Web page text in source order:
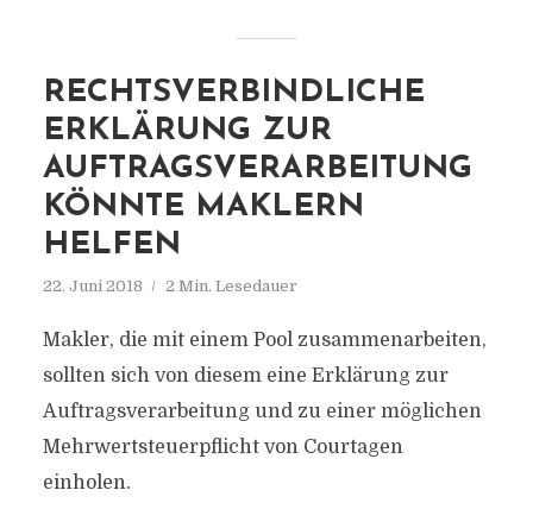
RECHTSVERBINDLICHE
ERKLÄRUNG ZUR
AUFTRAGSVERARBEITUNG
KÖNNTE MAKLERN
HELFEN
22. Juni 2018 2 Min. Lesedauer
Makler, die mit einem Pool zusammenarbeiten,
sollten sich von diesem eine Erklärung zur
Auftragsverarbeitung und zu einer möglichen
Mehrwertsteuerpflicht von Courtagen
einholen.